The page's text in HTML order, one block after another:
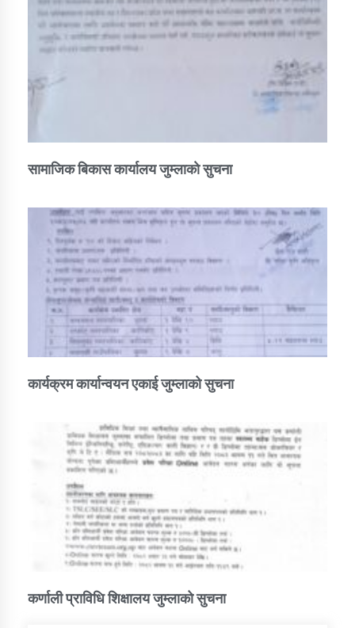
सामाजिक बिकास कार्यालय जुम्लाकाे सुचना
कार्यक्रम कार्यान्वयन एकाई जुम्लाको सुचना
कर्णाली प्राविधि शिक्षालय जुम्लाको सुचना